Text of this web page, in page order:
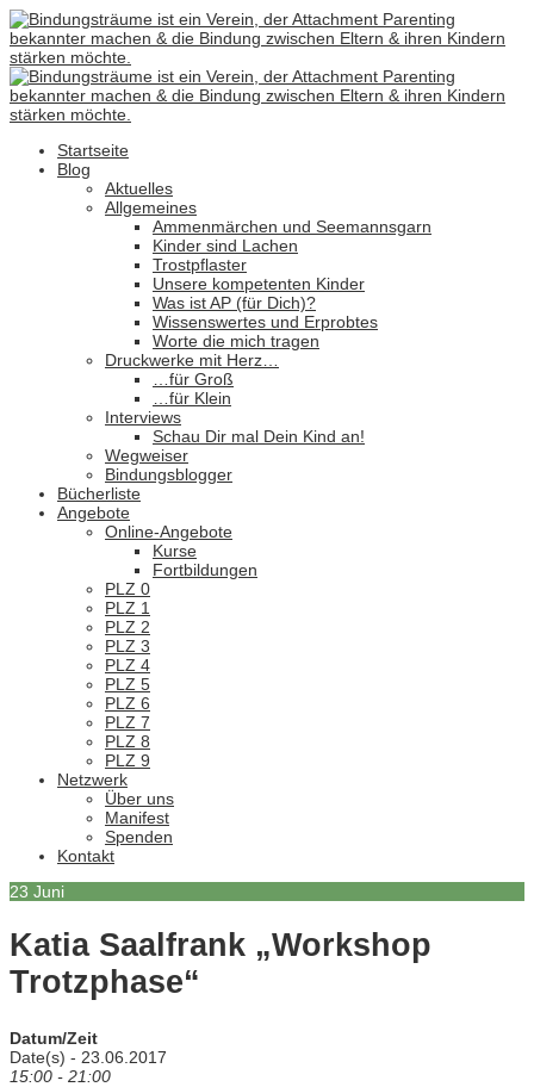
Startseite
Blog
Aktuelles
Allgemeines
Ammenmärchen und Seemannsgarn
Kinder sind Lachen
Trostpflaster
Unsere kompetenten Kinder
Was ist AP (für Dich)?
Wissenswertes und Erprobtes
Worte die mich tragen
Druckwerke mit Herz…
…für Groß
…für Klein
Interviews
Schau Dir mal Dein Kind an!
Wegweiser
Bindungsblogger
Bücherliste
Angebote
Online-Angebote
Kurse
Fortbildungen
PLZ 0
PLZ 1
PLZ 2
PLZ 3
PLZ 4
PLZ 5
PLZ 6
PLZ 7
PLZ 8
PLZ 9
Netzwerk
Über uns
Manifest
Spenden
Kontakt
23 Juni
Katia Saalfrank „Workshop
Trotzphase“
Datum/Zeit
Date(s) - 23.06.2017
15:00 - 21:00